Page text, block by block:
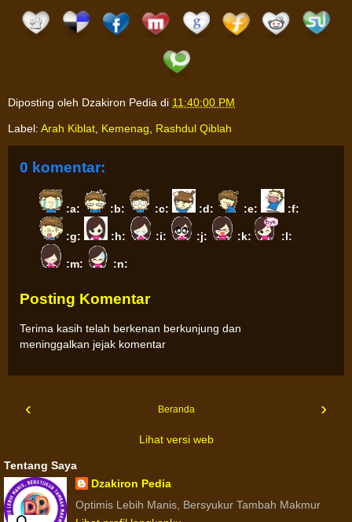
Diposting oleh Dzakiron Pedia di 11:40:00 PM
Label: Arah Kiblat Kemenag Rashdul Qiblah
0 komentar:
:a: :b: :c: :d: :e: :f:
:g: :h: :i: :j: :k: :l:
:m: :n:
Posting Komentar
Terima kasih telah berkenan berkunjung dan
meninggalkan jejak komentar
‹ ›
Beranda
Lihat versi web
Tentang Saya
Dzakiron Pedia
Optimis Lebih Manis, Bersyukur Tambah Makmur